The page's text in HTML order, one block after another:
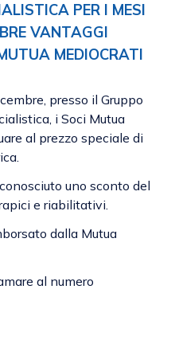
PER I MESI
VANTAGGI
MEDIOCRATI
presso il Gruppo
i Soci Mutua
al prezzo speciale di
uno sconto del
e riabilitativi.
dalla Mutua
al numero